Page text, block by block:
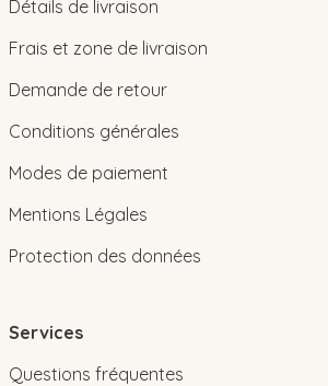
Détails de livraison
Frais et zone de livraison
Demande de retour
Conditions générales
Modes de paiement
Mentions Légales
Protection des données
Services
Questions fréquentes